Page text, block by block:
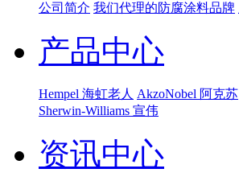
公司简介 我们代理的防腐涂料品牌
产品中心
Hempel 海虹老人 AkzoNobel 阿克苏
Sherwin-Williams 宣伟
资讯中心